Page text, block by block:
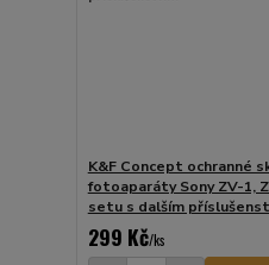
K&F Concept ochranné
fotoaparáty Sony ZV-1,
setu s dalším
299 Kč/ks